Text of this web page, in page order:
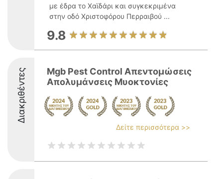
με έδρα το Χαϊδάρι και συγκεκριμένα
στην οδό Χριστοφόρου Περραιβού ...
9.8
Διακριθέντες
Mgb Pest Control Απεντομώσεις
Απολυμάνσεις Μυοκτονίες
Δείτε περισσότερα >>